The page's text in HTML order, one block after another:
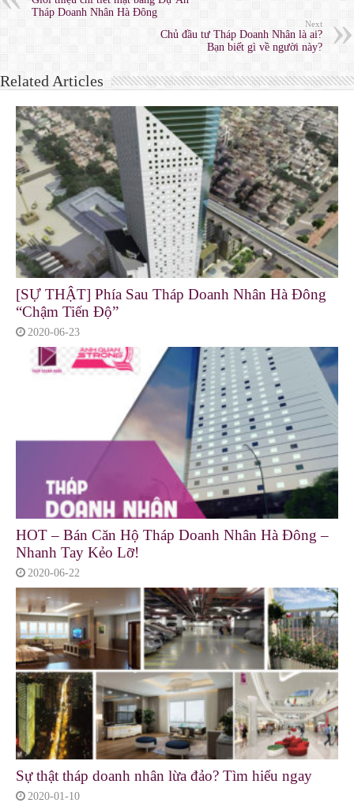
Tháp Doanh Nhân Hà Đông
Next
Chủ đầu tư Tháp Doanh Nhân là ai?
Bạn biết gì về người này?
Related Articles
[SỰ THẬT] Phía Sau Tháp Doanh Nhân Hà Đông
“Chậm Tiến Độ”
2020-06-23
HOT – Bán Căn Hộ Tháp Doanh Nhân Hà Đông –
Nhanh Tay Kẻo Lỡ!
2020-06-22
Sự thật tháp doanh nhân lừa đảo? Tìm hiểu ngay
2020-01-10